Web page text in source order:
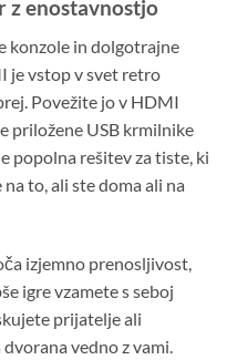
z enostavnostjo
konzole in dolgotrajne
je vstop v svet retro
Povežite jo v HDMI
priložene USB krmilnike
popolna rešitev za tiste, ki
to, ali ste doma ali na
izjemno prenosljivost,
igre vzamete s seboj
prijatelje ali
vedno z vami.